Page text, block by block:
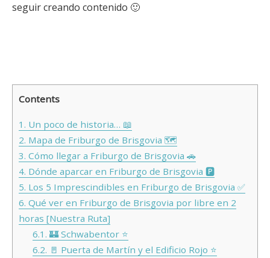
seguir creando contenido 🙂
Contents
1. Un poco de historia… 📖
2. Mapa de Friburgo de Brisgovia 🗺️
3. Cómo llegar a Friburgo de Brisgovia 🚗
4. Dónde aparcar en Friburgo de Brisgovia 🅿️
5. Los 5 Imprescindibles en Friburgo de Brisgovia ✅
6. Qué ver en Friburgo de Brisgovia por libre en 2
horas [Nuestra Ruta]
6.1. 🏰 Schwabentor ⭐
6.2. 🚪 Puerta de Martín y el Edificio Rojo ⭐